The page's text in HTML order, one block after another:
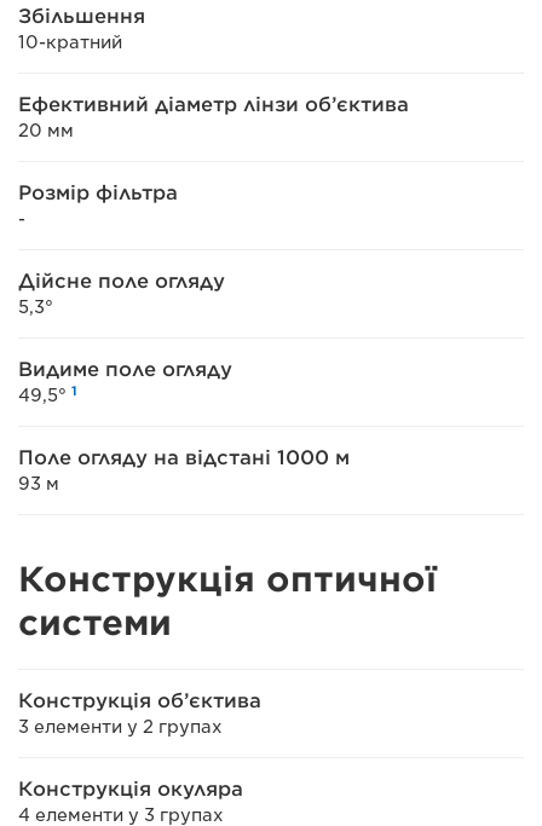
Збільшення
10-кратний
Ефективний діаметр лінзи об’єктива
20 мм
Розмір фільтра
-
Дійсне поле огляду
5,3°
Видиме поле огляду
49,5° 1
Поле огляду на відстані 1000 м
93 м
Конструкція оптичної
системи
Конструкція об’єктива
3 елементи у 2 групах
Конструкція окуляра
4 елементи у 3 групах